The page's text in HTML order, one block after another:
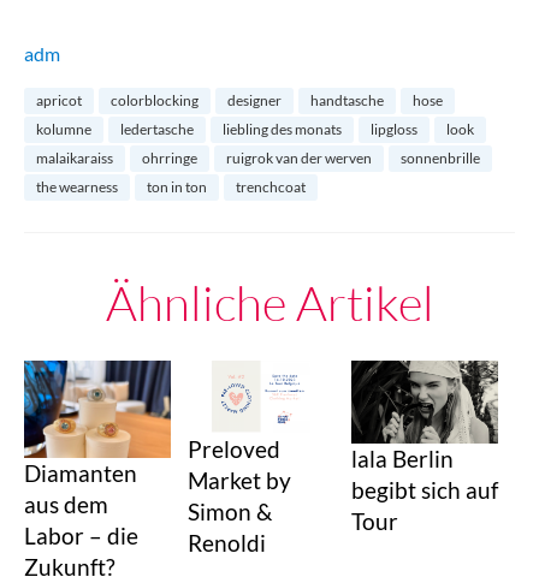
adm
apricot colorblocking designer handtasche
hose
kolumne
ledertasche liebling des monats lipgloss
look
malaikaraiss
ohrringe ruigrok van der werven
sonnenbrille
the wearness
ton in ton trenchcoat
Ähnliche Artikel
Diamanten
aus dem
Labor – die
Zukunft?
Preloved
Market by
Simon &
Renoldi
lala Berlin
begibt sich auf
Tour